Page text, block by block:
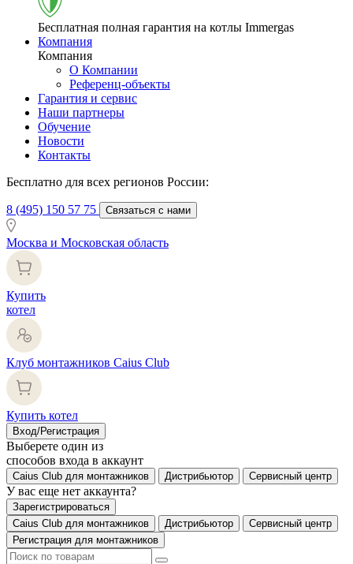
Бесплатная полная гарантия на котлы Immergas
Компания
Компания
О Компании
Референц-объекты
Гарантия и сервис
Наши партнеры
Обучение
Новости
Контакты
Бесплатно для всех регионов России:
8 (495) 150 57 75 Связаться с нами
Москва и Московская область
Купить
котел
Клуб монтажников Caius Club
Купить котел
Вход/Регистрация
Выберете один из
способов входа в аккаунт
Caius Club для монтажников Дистрибьютор Сервисный центр
У вас еще нет аккаунта?
Зарегистрироваться
Caius Club для монтажников
Дистрибьютор
Сервисный центр
Регистрация для монтажников